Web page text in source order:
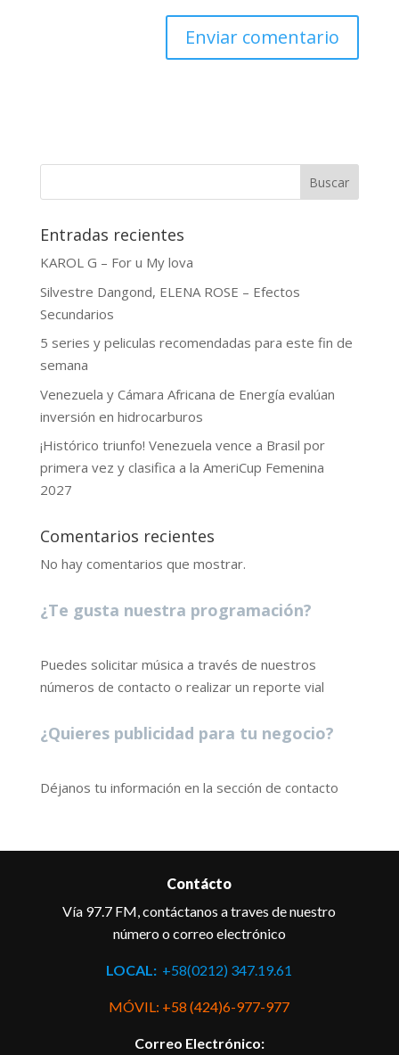
Buscar
Entradas recientes
KAROL G – For u My lova
Silvestre Dangond, ELENA ROSE – Efectos
Secundarios
5 series y peliculas recomendadas para este fin de
semana
Venezuela y Cámara Africana de Energía evalúan
inversión en hidrocarburos
¡Histórico triunfo! Venezuela vence a Brasil por
primera vez y clasifica a la AmeriCup Femenina
2027
Comentarios recientes
No hay comentarios que mostrar.
¿Te gusta nuestra programación?
Puedes solicitar música a través de nuestros
números de contacto o realizar un reporte vial
¿Quieres publicidad para tu negocio?
Déjanos tu información en la sección de contacto
Contácto
Vía 97.7 FM, contáctanos a traves de nuestro
número o correo electrónico
LOCAL: +58(0212) 347.19.61
MÓVIL: +58 (424)6-977-977
Correo Electrónico: